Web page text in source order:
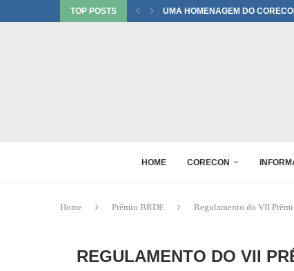
TOP POSTS UMA HOMENAGEM DO
HOME CORECON
Home Prêmio BRDE Regulamento do VII
REGULAMENTO DO VII